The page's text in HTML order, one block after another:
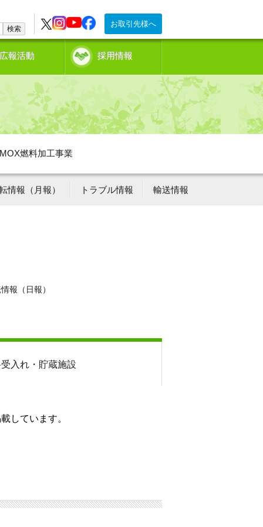
お取引先様へ
検索
報活動 採用情報
燃料加工事業
情報（月報） トラブル情報 輸送情報
報（日報）
受入れ・貯蔵施設
しています。